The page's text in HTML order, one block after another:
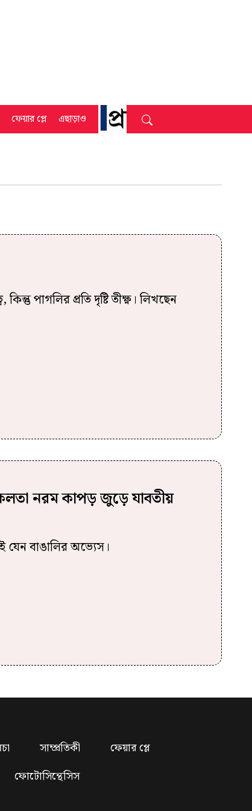
ফেয়ার প্লে এছাড়াও
পাগলির প্রতি দৃষ্টি তীক্ষ্ণ। লিখছেন
নরম কাপড় জুড়ে যাবতীয়
যেন বাঙালির অভ্যেস।
সাম্প্রতিকী
ফেয়ার প্লে
ফোটোসিন্থেসিস